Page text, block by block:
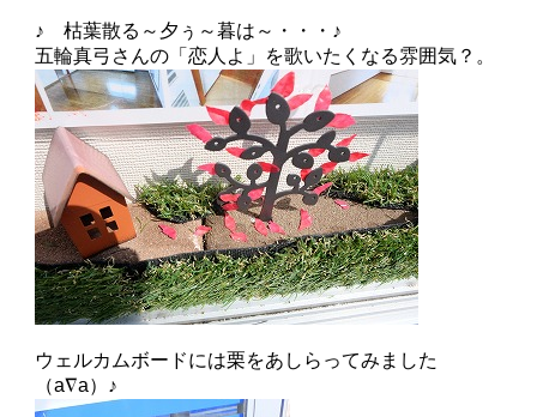
♪ 枯葉散る～夕ぅ～暮は～・・・♪
五輪真弓さんの「恋人よ」を歌いたくなる雰囲気？。
ウェルカムボードには栗をあしらってみました
（a∇a）♪